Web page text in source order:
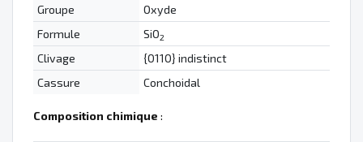
Groupe
Oxyde
Formule
SiO2
Clivage
{0110} indistinct
Cassure
Conchoidal
Composition chimique :